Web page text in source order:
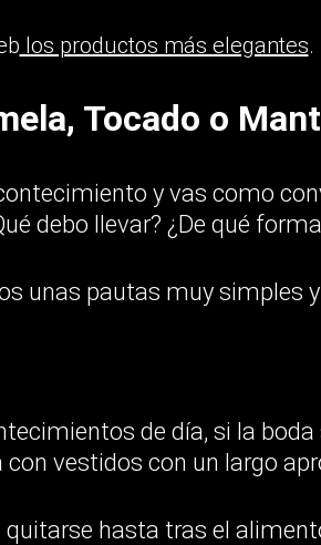
los productos más elegantes.
Tocado o
y vas como
debo llevar? ¿De qué
unas pautas muy simples
de día, si la
con vestidos con un largo
quitarse hasta tras el